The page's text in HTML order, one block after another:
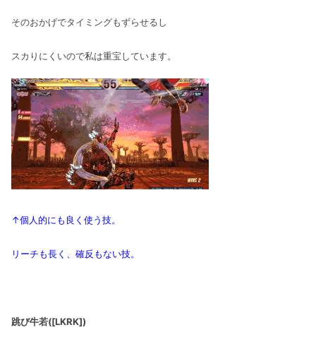
そのおかげでタイミングもずらせるし
スカりにくいので私は重宝しています。
↑個人的にも良く使う技。
リーチも長く、確反もない技。
跳び牛若([LKRK])